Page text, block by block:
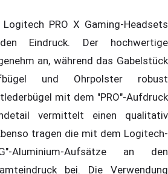
PRO X Gaming-Headsets
Eindruck. Der hochwertige
an, während das Gabelstück
und Ohrpolster robust
mit dem "PRO"-Aufdruck
vermittelt einen qualitativ
tragen die mit dem Logitech-
Aluminium-Aufsätze an den
bei. Die Verwendung